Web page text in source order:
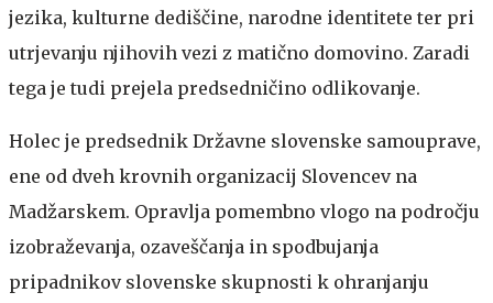
jezika, kulturne dediščine, narodne identitete ter pri
utrjevanju njihovih vezi z matično domovino. Zaradi
tega je tudi prejela predsedničino odlikovanje.
Holec je predsednik Državne slovenske samouprave,
ene od dveh krovnih organizacij Slovencev na
Madžarskem. Opravlja pomembno vlogo na področju
izobraževanja, ozaveščanja in spodbujanja
pripadnikov slovenske skupnosti k ohranjanju